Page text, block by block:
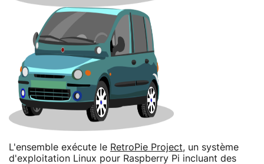
L'ensemble exécute le RetroPie Project, un système
d'exploitation Linux pour Raspberry Pi incluant des